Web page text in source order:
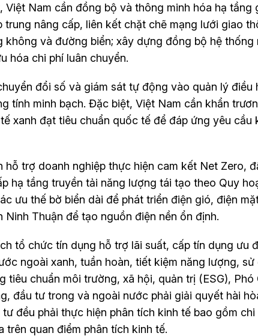
Việt Nam cần đồng bộ và thông minh hóa hạ tầng
trung nâng cấp, liên kết chặt chẽ mạng lưới giao
không và đường biển; xây dựng đồng bộ hệ thống
hóa chi phí luân chuyển.
đổi số và giám sát tự động vào quản lý điều
tính minh bạch. Đặc biệt, Việt Nam cần khẩn
xanh đạt tiêu chuẩn quốc tế để đáp ứng yêu cầu
hỗ trợ doanh nghiệp thực hiện cam kết Net Zero,
hạ tầng truyền tải năng lượng tái tạo theo Quy
ưu thế bờ biển dài để phát triển điện gió, điện
Ninh Thuận để tạo nguồn điện nền ổn định.
tổ chức tín dụng hỗ trợ lãi suất, cấp tín dụng ưu
ngoài xanh, tuần hoàn, tiết kiệm năng lượng, sử
tiêu chuẩn môi trường, xã hội, quản trị (ESG), Phó
đầu tư trong và ngoài nước phải giải quyết hài
đều phải thực hiện phân tích kinh tế bao gồm
quan điểm phân tích kinh tế.